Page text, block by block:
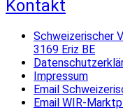
Kontakt
Schweizerischer
3169 Eriz BE
Impressum
Email
Email WIR-